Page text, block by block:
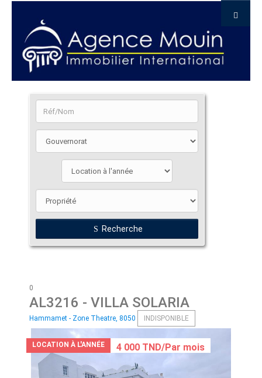
Recherche
0
AL3216 - VILLA SOLARIA
Hammamet - Zone Theatre, 8050 INDISPONIBLE
LOCATION À L'ANNÉE 4 000 TND/Par mois